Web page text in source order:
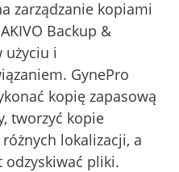
zarządzanie kopiami
Backup &
użyciu i
GynePro
kopię zapasową
tworzyć kopie
lokalizacji, a
pliki.